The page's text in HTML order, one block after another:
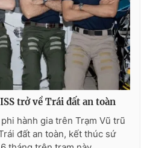
hình Việt Nam
báo điện tử số 483/GP-BTTTT
Mỹ Hạnh, Phạm Quốc Thắng,
- 024.38 355 932
trở về Trái đất an toàn
hành gia trên Trạm Vũ trũ
đất an toàn, kết thúc sứ